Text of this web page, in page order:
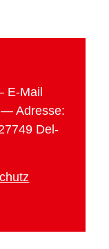
E‑Mail
Adres­se:
Del­